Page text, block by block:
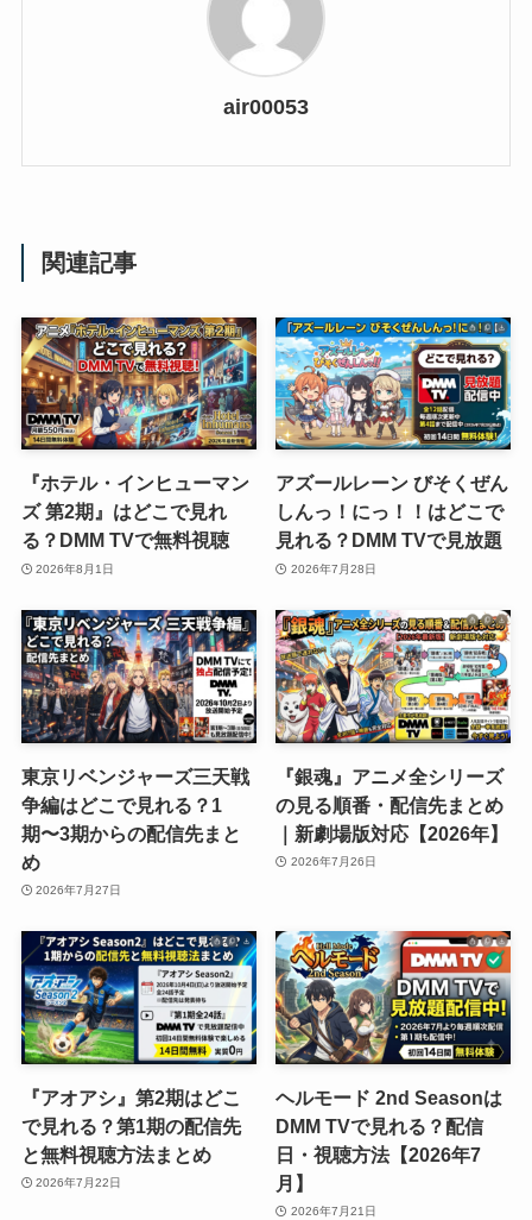
air00053
関連記事
『ホテル・インヒューマン
ズ 第2期』はどこで見れ
る？DMM TVで無料視聴
2026年8月1日
アズールレーン びそくぜん
しんっ！にっ！！はどこで
見れる？DMM TVで見放題
2026年7月28日
東京リベンジャーズ三天戦
争編はどこで見れる？1
期〜3期からの配信先まと
め
2026年7月27日
『銀魂』アニメ全シリーズ
の見る順番・配信先まとめ
｜新劇場版対応【2026年】
2026年7月26日
『アオアシ』第2期はどこ
で見れる？第1期の配信先
と無料視聴方法まとめ
2026年7月22日
ヘルモード 2nd Seasonは
DMM TVで見れる？配信
日・視聴方法【2026年7
月】
2026年7月21日